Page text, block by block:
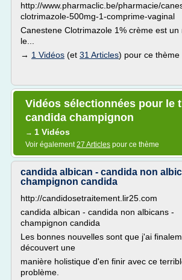
http://www.pharmaclic.be/pharmacie/
clotrimazole-500mg-1-comprime-vaginal
Canestene Clotrimazole 1% crème est
le...
→ 1 Vidéos (et 31 Articles) pour ce thème
Vidéos sélectionnées pour le
candida champignon
→ 1 Vidéos
Voir également27 Articles pour ce thème
candida albican - candida non
champignon candida
http://candidosetraitement.lir25.com
candida albican - candida non albicans -
champignon candida
Les bonnes nouvelles sont que j'ai
découvert une
manière holistique d'en finir avec ce
problème.